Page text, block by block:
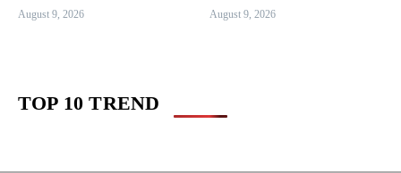
August 9, 2026 August 9, 2026
TOP 10 TREND